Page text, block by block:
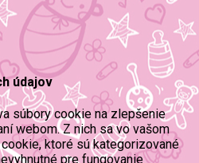
údajov
súbory cookie na zlepšenie
webom. Z nich sa vo vašom
ktoré sú kategorizované
pre fungovanie